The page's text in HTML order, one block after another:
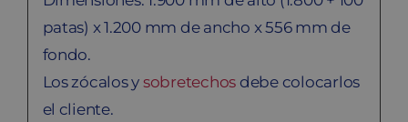
patas) x 1.200 mm de ancho x 556 mm de
fondo.
Los zócalos y sobretechos debe colocarlos
el cliente.